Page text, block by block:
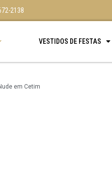
2138
VESTIDOS DE FESTAS
em Cetim